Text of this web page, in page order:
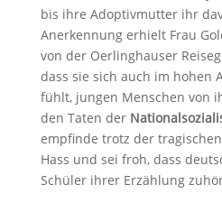
bis ihre Adoptivmutter ihr
Anerkennung erhielt Frau
von der Oerlinghauser
dass sie sich auch im hohen
fühlt, jungen Menschen von
den Taten der
empfinde trotz der
Hass und sei froh, dass
Schüler ihrer Erzählung